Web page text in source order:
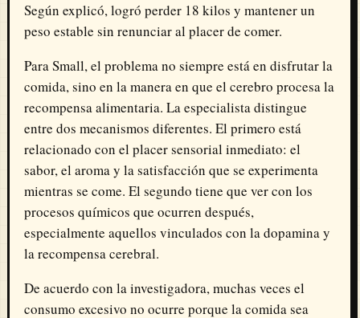
Según explicó, logró perder 18 kilos y mantener un
peso estable sin renunciar al placer de comer.
Para Small, el problema no siempre está en disfrutar la
comida, sino en la manera en que el cerebro procesa la
recompensa alimentaria. La especialista distingue
entre dos mecanismos diferentes. El primero está
relacionado con el placer sensorial inmediato: el
sabor, el aroma y la satisfacción que se experimenta
mientras se come. El segundo tiene que ver con los
procesos químicos que ocurren después,
especialmente aquellos vinculados con la dopamina y
la recompensa cerebral.
De acuerdo con la investigadora, muchas veces el
consumo excesivo no ocurre porque la comida sea